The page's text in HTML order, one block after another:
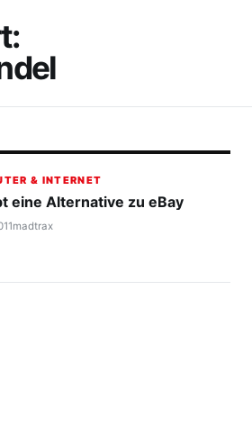
& INTERNET
eine Alternative zu eBay
madtrax